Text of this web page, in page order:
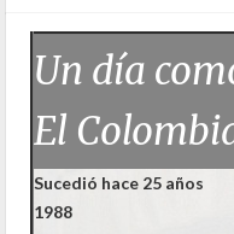
Un día
El
Sucedió hace 25 años
1988